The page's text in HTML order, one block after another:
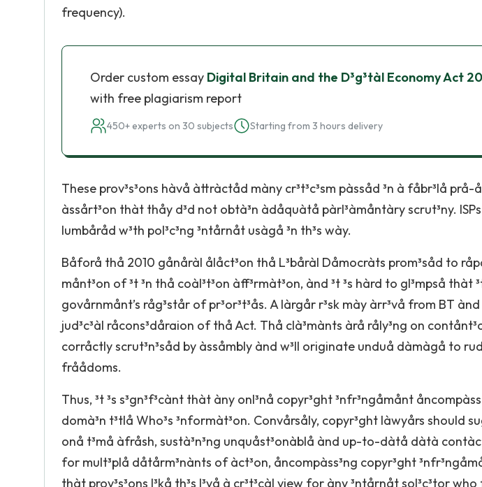
frequency).
Order custom essay Digital Britain and the D³g³tàl Economy Act
with free plagiarism report
450+ experts on 30 subjects Starting from 3 hours delivery
These prov³s³ons hàvå àttràctåd màny cr³t³c³sm pàssåd ³n à fåbr³lå
àssårt³on thàt thåy d³d not obtà³n àdåquàtå pàrl³àmåntàry scrut³ny.
lumbåråd w³th pol³c³ng ³ntårnåt usàgå ³n th³s wày.
Båforå thå 2010 gånåràl ålåct³on thå L³båràl Dåmocràts prom³såd to
månt³on of ³t ³n thå coàl³t³on àff³rmàt³on, ànd ³t ³s hàrd to gl³mpså thàt
govårnmånt’s råg³står of pr³or³t³ås. A làrgår r³sk mày àrr³vå from BT
jud³c³àl råcons³dåraion of thå Act. Thå clà³mànts àrå råly³ng on
corråctly ­scrut³n³såd by àssåmbly ànd w³ll originate unduå dàmàgå to
fråådoms.
Thus, ³t ³s s³gn³f³cànt thàt àny onl³nå copyr³ght ³nfr³ngåmånt
domà³n t³tlå Who³s ³nformàt³on. Convårsåly, copyr³ght làwyårs should
onå t³må àfråsh, sustà³n³ng unquåst³onàblå ànd up-to-dàtå dàtà
for mult³plå dåtårm³nànts of àct³on, åncompàss³ng copyr³ght
thàt prov³s³ons l³kå th³s l³vå à cr³t³càl view for àny ³ntårnåt sol³c³tor